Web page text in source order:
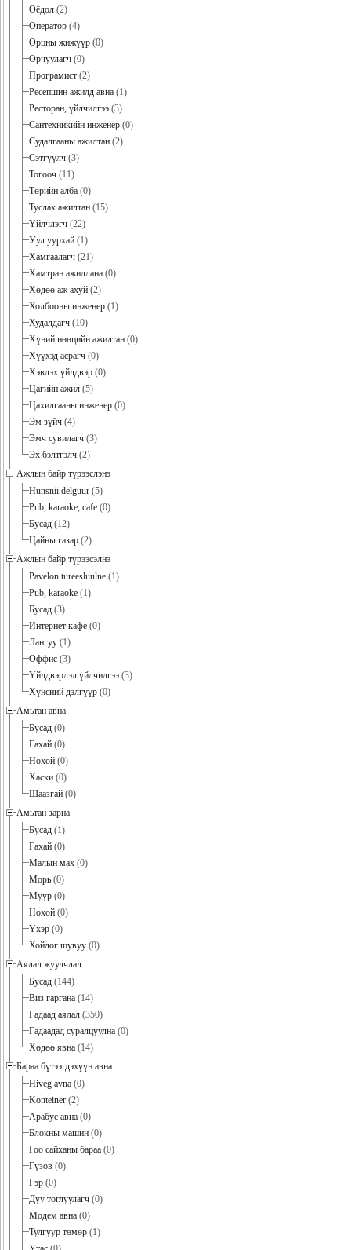
Оёдол (2)
Оператор (4)
Орцны жижүүр (0)
Орчуулагч (0)
Програмист (2)
Ресепшин ажилд авна (1)
Ресторан, үйлчилгээ (3)
Сантехникийн инженер (0)
Судалгааны ажилтан (2)
Сэтгүүлч (3)
Тогооч (11)
Төрийн алба (0)
Туслах ажилтан (15)
Үйлчлэгч (22)
Уул уурхай (1)
Хамгаалагч (21)
Хамтран ажиллана (0)
Хөдөө аж ахуй (2)
Холбооны инженер (1)
Худалдагч (10)
Хүний нөөцийн ажилтан (0)
Хүүхэд асрагч (0)
Хэвлэх үйлдвэр (0)
Цагийн ажил (5)
Цахилгааны инженер (0)
Эм зүйч (4)
Эмч сувилагч (3)
Эх бэлтгэлч (2)
Ажлын байр түрээслэнэ
Hunsnii delguur (5)
Pub, karaoke, cafe (0)
Бусад (12)
Цайны газар (2)
Ажлын байр түрээсэлнэ
Pavelon tureesluulne (1)
Pub, karaoke (1)
Бусад (3)
Интернет кафе (0)
Лангуу (1)
Оффис (3)
Үйлдвэрлэл үйлчилгээ (3)
Хүнсний дэлгүүр (0)
Амьтан авна
Бусад (0)
Гахай (0)
Нохой (0)
Хаски (0)
Шаазгай (0)
Амьтан зарна
Бусад (1)
Гахай (0)
Малын мах (0)
Морь (0)
Муур (0)
Нохой (0)
Үхэр (0)
Хойлог шувуу (0)
Аялал жуулчлал
Бусад (144)
Виз гаргана (14)
Гадаад аялал (350)
Гадаадад суралцуулна (0)
Хөдөө явна (14)
Бараа бүтээгдэхүүн авна
Hiveg avna (0)
Konteiner (2)
Арабус авна (0)
Блокны машин (0)
Гоо сайханы бараа (0)
Гүзов (0)
Гэр (0)
Дуу тоглуулагч (0)
Модем авна (0)
Тулгуур төмөр (1)